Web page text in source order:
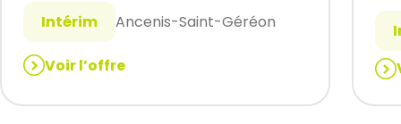
Intérim Ancenis-Saint-Géréon
Voir l’offre
:
: